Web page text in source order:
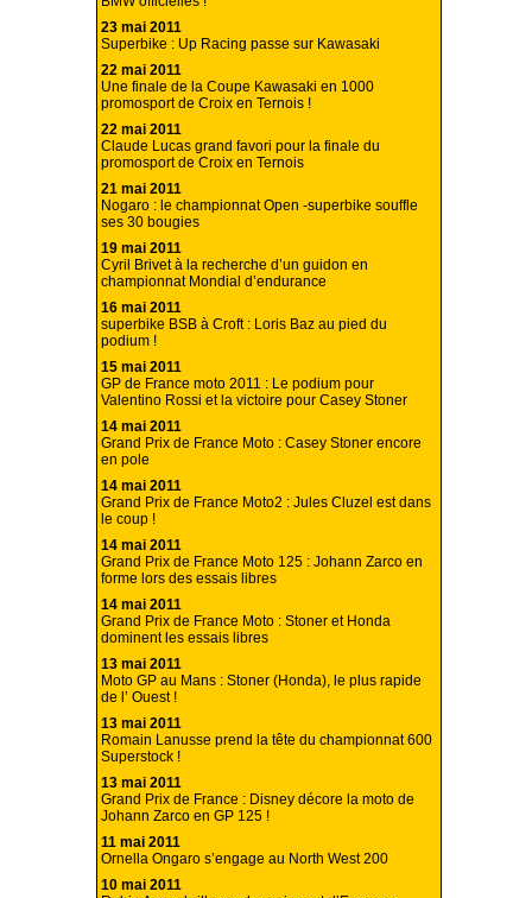
23 mai 2011
Superbike : Up Racing passe sur Kawasaki
22 mai 2011
Une finale de la Coupe Kawasaki en 1000
promosport de Croix en Ternois !
22 mai 2011
Claude Lucas grand favori pour la finale du
promosport de Croix en Ternois
21 mai 2011
Nogaro : le championnat Open -superbike souffle
ses 30 bougies
19 mai 2011
Cyril Brivet à la recherche d’un guidon en
championnat Mondial d’endurance
16 mai 2011
superbike BSB à Croft : Loris Baz au pied du
podium !
15 mai 2011
GP de France moto 2011 : Le podium pour
Valentino Rossi et la victoire pour Casey Stoner
14 mai 2011
Grand Prix de France Moto : Casey Stoner encore
en pole
14 mai 2011
Grand Prix de France Moto2 : Jules Cluzel est dans
le coup !
14 mai 2011
Grand Prix de France Moto 125 : Johann Zarco en
forme lors des essais libres
14 mai 2011
Grand Prix de France Moto : Stoner et Honda
dominent les essais libres
13 mai 2011
Moto GP au Mans : Stoner (Honda), le plus rapide
de l’ Ouest !
13 mai 2011
Romain Lanusse prend la tête du championnat 600
Superstock !
13 mai 2011
Grand Prix de France : Disney décore la moto de
Johann Zarco en GP 125 !
11 mai 2011
Ornella Ongaro s’engage au North West 200
10 mai 2011